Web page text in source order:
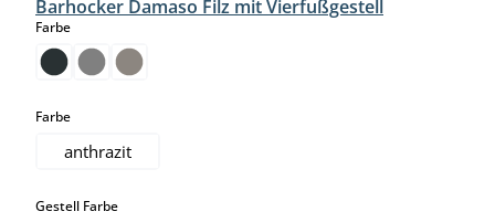
Barhocker Damaso Filz mit Vierfußgestell
Farbeauswählen
Farbeauswählen
anthrazit
Gestell Farbeauswählen